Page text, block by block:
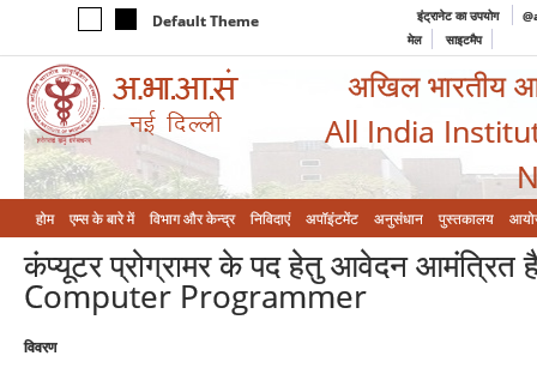
Default Theme इंट्रानेट का उपयोग
मेल
साइटमैप
अखिल भारतीय
All India
होम एम्‍स के बारे में विभाग और केन्‍द्र निविदाएं अपॉइंटमेंट अनुसंधान पुस्तकालय
कंप्यूटर प्रोग्रामर के पद हेतु आवेदन
Computer Programmer
विवरण